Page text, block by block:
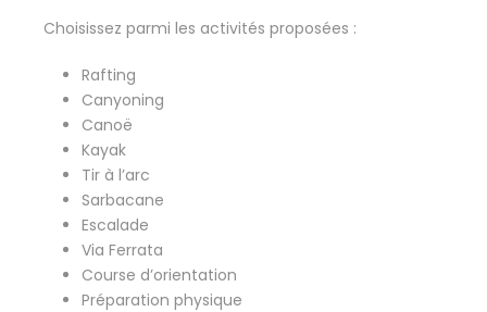
Choisissez parmi les activités proposées :
Rafting
Canyoning
Canoë
Kayak
Tir à l’arc
Sarbacane
Escalade
Via Ferrata
Course d’orientation
Préparation physique